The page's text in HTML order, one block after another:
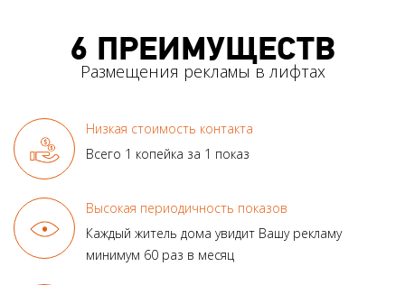
6 ПРЕИМУЩЕСТВ
Размещения рекламы в лифтах
Низкая стоимость контакта
Всего 1 копейка за 1 показ
Высокая периодичность показов
Каждый житель дома увидит Вашу рекламу
минимум 60 раз в месяц